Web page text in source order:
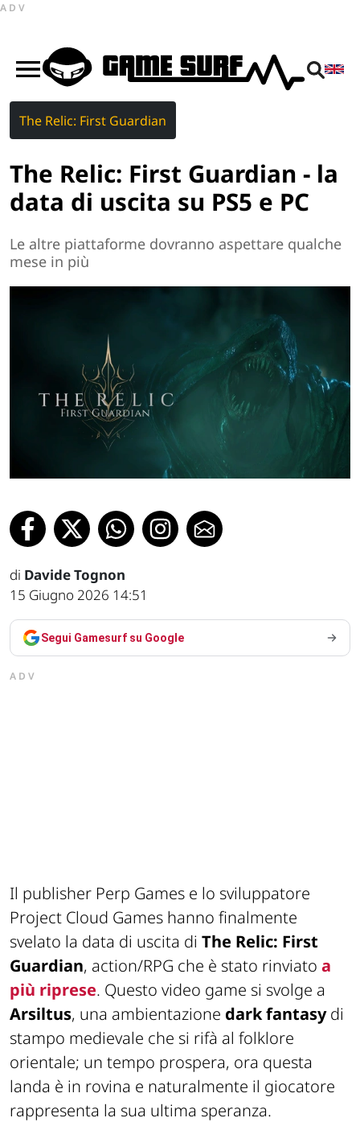
ADV
The Relic: First Guardian
The Relic: First Guardian - la
data di uscita su PS5 e PC
Le altre piattaforme dovranno aspettare qualche
mese in più
di Davide Tognon
15 Giugno 2026 14:51
Segui Gamesurf su Google
ADV
Il publisher Perp Games e lo sviluppatore
Project Cloud Games hanno finalmente
svelato la data di uscita di The Relic: First
Guardian, action/RPG che è stato rinviato a
più riprese. Questo video game si svolge a
Arsiltus, una ambientazione dark fantasydi
stampo medievale che si rifà al folklore
orientale; un tempo prospera, ora questa
landa è in rovina e naturalmente il giocatore
rappresenta la sua ultima speranza.